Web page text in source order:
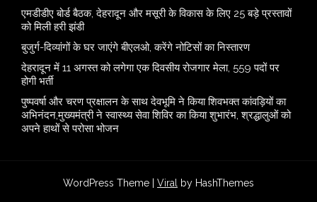
एमडीडीए बोर्ड बैठक, देहरादून और मसूरी के विकास के लिए 25 बड़े प्रस्तावों
को मिली हरी झंडी
बुजुर्ग-दिव्यांगों के घर जाएंगे बीएलओ, करेंगे नोटिसों का निस्तारण
​देहरादून में 11 अगस्त को लगेगा एक दिवसीय रोजगार मेला, 559 पदों पर
होगी भर्ती
पुष्पवर्षा और चरण प्रक्षालन के साथ देवभूमि ने किया शिवभक्त कांवड़ियों का
अभिनंदन,मुख्यमंत्री ने स्वास्थ्य सेवा शिविर का किया शुभारंभ, श्रद्धालुओं को
अपने हाथों से परोसा भोजन
WordPress Theme | Viral by HashThemes